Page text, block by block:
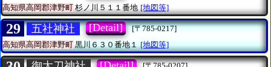
高知県高岡郡津野町 杉ノ川５１１番地 [地図等]
29 五社神社 [Detail]
[〒785-0217]
高知県高岡郡津野町黒川６３０番地１ [地図等]